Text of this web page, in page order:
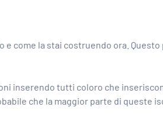
come la stai costruendo ora.
tutti coloro che
che la maggior parte di queste